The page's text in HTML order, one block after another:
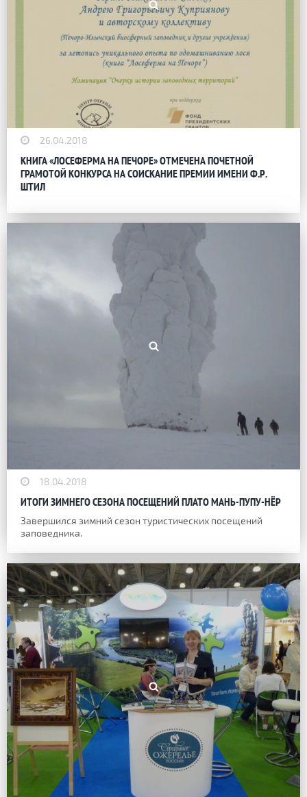
26.04.2018
КНИГА «ЛОСЕФЕРМА НА ПЕЧОРЕ» ОТМЕЧЕНА ПОЧЕТНОЙ
ГРАМОТОЙ КОНКУРСА НА СОИСКАНИЕ ПРЕМИИ ИМЕНИ Ф.Р.
ШТИЛ
18.04.2018
ИТОГИ ЗИМНЕГО СЕЗОНА ПОСЕЩЕНИЙ ПЛАТО МАНЬ-ПУПУ-НЁР
Завершился зимний сезон туристических посещений
заповедника.